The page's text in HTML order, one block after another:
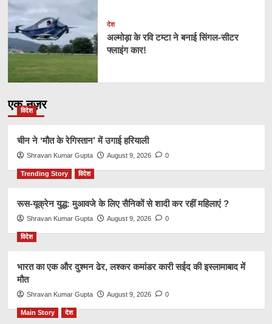
देश
अल्मोड़ा के रवि टम्टा ने बनाई सिंगल-सीटर
फ्लाइंग कार!
एक नज़र
विदेश
चीन ने ‘मौत के रेगिस्तान’ में उगाई हरियाली
Shravan Kumar Gupta August 9, 2026 0
Trending Story विदेश
रूस-यूक्रेन युद्ध: मुआवजे के लिए सैनिकों से शादी कर रहीं महिलाएं ?
Shravan Kumar Gupta August 9, 2026 0
विदेश
भारत का एक और दुश्मन ढेर, लश्कर कमांडर कारी सईद की इस्लामाबाद में
मौत
Shravan Kumar Gupta August 9, 2026 0
Main Story देश